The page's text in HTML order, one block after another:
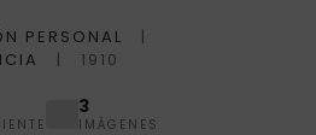
PERSONAL
1910
3
IMÁGENES